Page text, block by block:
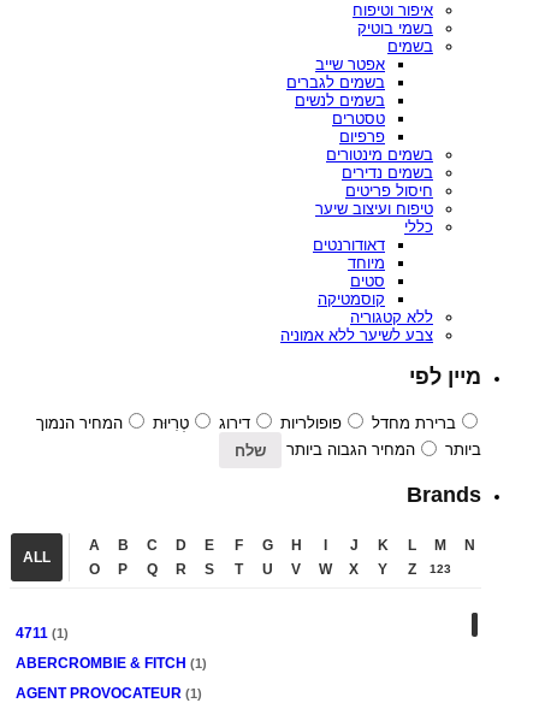
איפור וטיפוח
בשמי בוטיק
בשמים
אפטר שייב
בשמים לגברים
בשמים לנשים
טסטרים
פרפיום
בשמים מינטורים
בשמים נדירים
חיסול פריטים
טיפוח ועיצוב שיער
כללי
דאודורנטים
מיוחד
סטים
קוסמטיקה
ללא קטגוריה
צבע לשיער ללא אמוניה
מיין לפי
ברירת מחדל פופולריות דירוג טְרִיוּת
המחיר הנמוך
ביותר
המחיר הגבוה ביותר
Brands
ALL
A B C D E F G H I J K L M
N
O
P Q R S T U V W X Y Z 123
4711 (1)
ABERCROMBIE & FITCH (1)
AGENT PROVOCATEUR (1)